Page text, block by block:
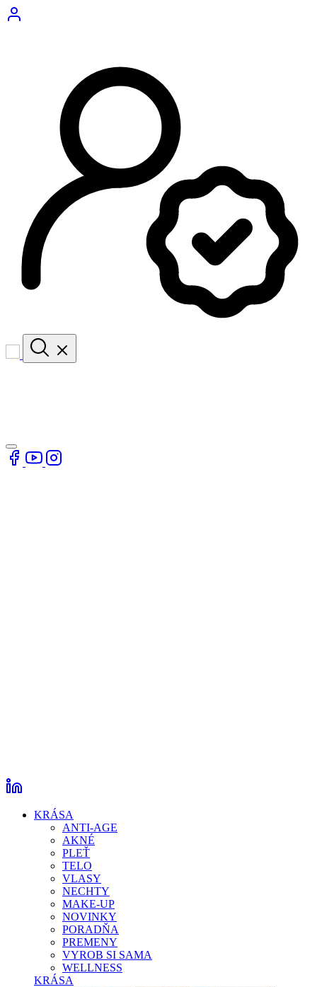
KRÁSA
ANTI-AGE
AKNÉ
PLEŤ
TELO
VLASY
NECHTY
MAKE-UP
NOVINKY
PORADŇA
PREMENY
VYROB SI SAMA
WELLNESS
KRÁSA